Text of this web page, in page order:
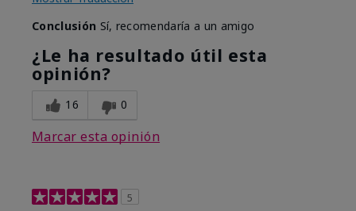
Conclusión Sí, recomendaría a un amigo
¿Le ha resultado útil esta
opinión?
16 0
Marcar esta opinión
5